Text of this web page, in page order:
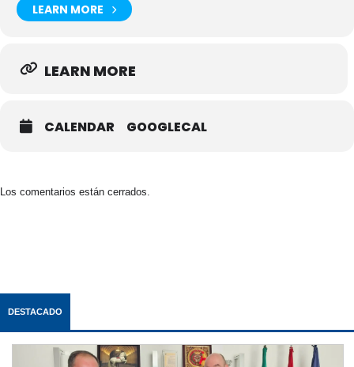
LEARN MORE
LEARN MORE
CALENDAR GOOGLECAL
Los comentarios están cerrados.
DESTACADO